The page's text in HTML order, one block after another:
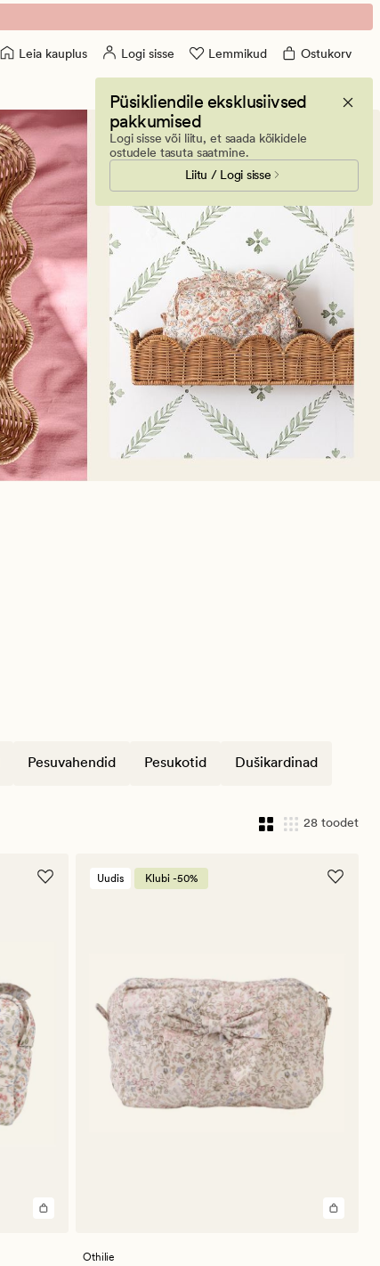
Leia kauplus Logi sisse Lemmikud Ostukorv
Püsikliendile eksklusiivsed
pakkumised
Logi sisse või liitu, et saada kõikidele
ostudele tasuta saatmine.
Liitu / Logi sisse
Pesuvahendid Pesukotid Dušikardinad
28 toodet
Uudis Klubi -50%
Othilie